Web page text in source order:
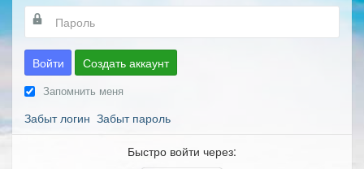
Войти Создать аккаунт
Запомнить меня
Забыт логин Забыт пароль
Быстро войти через: